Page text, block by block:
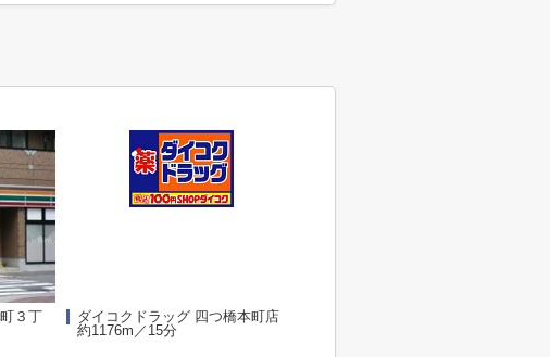
３丁
ダイコクドラッグ 四つ橋本町店
約1176m／15分